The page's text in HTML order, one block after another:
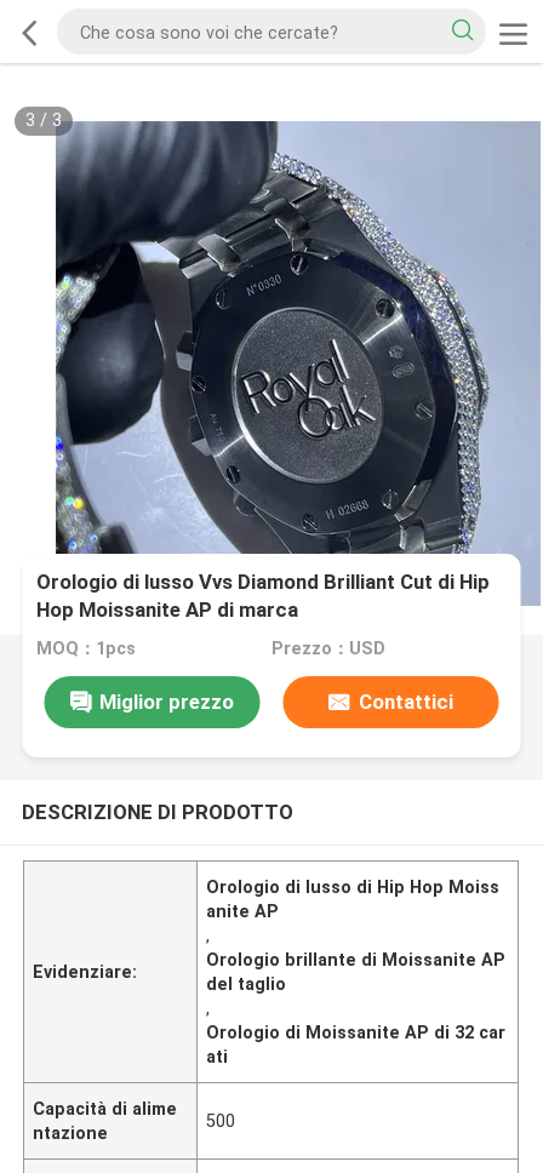
3 / 3
Orologio di lusso Vvs Diamond Brilliant Cut di Hip
Hop Moissanite AP di marca
MOQ：1pcs Prezzo：USD
Miglior prezzo Contattici
DESCRIZIONE DI PRODOTTO
Evidenziare:
Orologio di lusso di Hip Hop Moiss
anite AP
,
Orologio brillante di Moissanite AP
del taglio
,
Orologio di Moissanite AP di 32 car
ati
Capacità di alime
ntazione
500